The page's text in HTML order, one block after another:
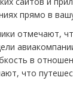
прямо в
отмечают,
в
что